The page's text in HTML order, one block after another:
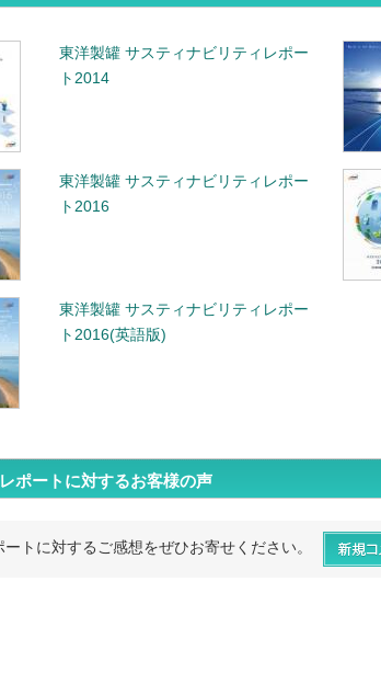
東洋製罐 サスティナビリティレポー
ト2014
東洋製罐 サスティナビリティレポー
ト2016
東洋製罐 サスティナビリティレポー
ト2016(英語版)
ポートに対するお客様の声
ートに対するご感想をぜひお寄せください。